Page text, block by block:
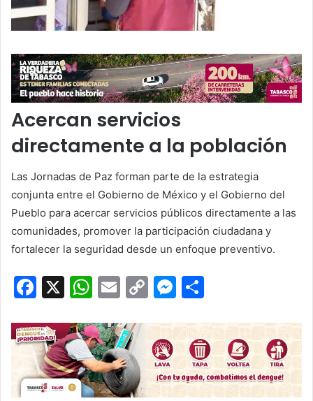
Acercan servicios
directamente a la población
Las Jornadas de Paz forman parte de la estrategia
conjunta entre el Gobierno de México y el Gobierno del
Pueblo para acercar servicios públicos directamente a las
comunidades, promover la participación ciudadana y
fortalecer la seguridad desde un enfoque preventivo.
F
c
e
b
X
W
at
s
A
E
ai
l
C
p
y
Li
M
s
s
e
m
p
ar